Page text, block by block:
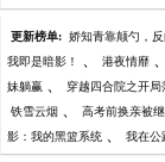
更新榜单: 娇知青靠颠勺，
我即是暗影！ 、 港夜情靡 、
妹躺赢 、 穿越四合院之开局
铁雪云烟 、 高考前换亲被
影：我的黑篮系统 、 我在公